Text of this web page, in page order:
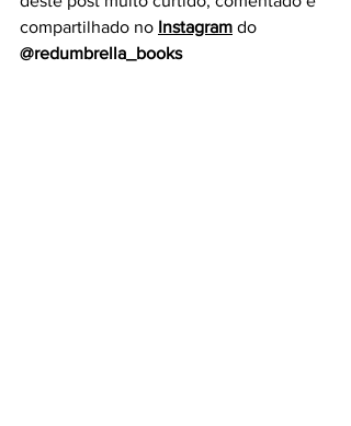
compartilhado no Instagram do
@redumbrella_books